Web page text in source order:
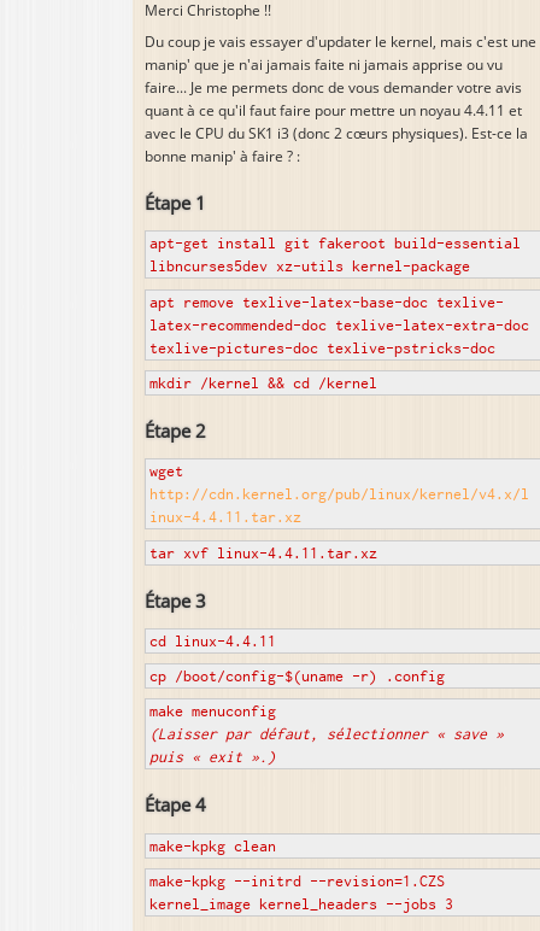
Merci Christophe !!
Du coup je vais essayer d'updater le kernel, mais c'est une
manip' que je n'ai jamais faite ni jamais apprise ou vu
faire... Je me permets donc de vous demander votre avis
quant à ce qu'il faut faire pour mettre un noyau 4.4.11 et
avec le CPU du SK1 i3 (donc 2 cœurs physiques). Est-ce la
bonne manip' à faire ? :
Étape 1
apt-get install git fakeroot build-essential
libncurses5dev xz-utils kernel-package
apt remove texlive-latex-base-doc texlive-
latex-recommended-doc texlive-latex-extra-doc
texlive-pictures-doc texlive-pstricks-doc
mkdir /kernel && cd /kernel
Étape 2
wget
http://cdn.kernel.org/pub/linux/kernel/v4.x/l
inux-4.4.11.tar.xz
tar xvf linux-4.4.11.tar.xz
Étape 3
cd linux-4.4.11
cp /boot/config-$(uname -r) .config
make menuconfig
(Laisser par défaut, sélectionner « save »
puis « exit ».)
Étape 4
make-kpkg clean
make-kpkg --initrd --revision=1.CZS
kernel_image kernel_headers --jobs 3